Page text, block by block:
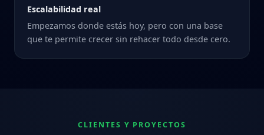
Escalabilidad real
Empezamos donde estás hoy, pero con una base
que te permite crecer sin rehacer todo desde cero.
CLIENTES Y PROYECTOS